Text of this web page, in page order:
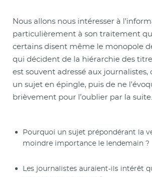
Nous allons nous intéresser à
particulièrement à son traitement
certains disent même le monopole
qui décident de la hiérarchie des
est souvent adressé aux
un sujet en épingle, puis de ne
brièvement pour l’oublier par la suite.
Pourquoi un sujet prépondérant la
moindre importance le lendemain ?
Les journalistes auraient-ils intérêt